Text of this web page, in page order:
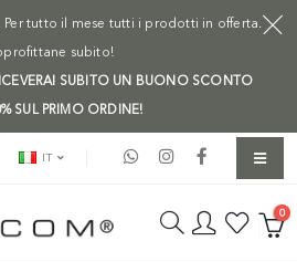
Per tutto il mese tutti i prodotti in offerta.
subito!
SUBITO UN BUONO SCONTO
SUL PRIMO ORDINE!
IT
0